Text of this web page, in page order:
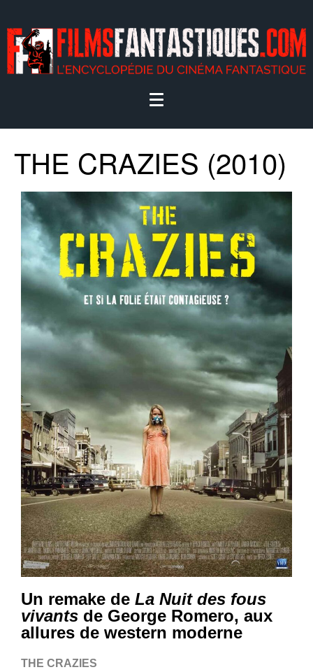
THE CRAZIES (2010)
Un remake de La Nuit des fous
vivants de George Romero, aux
allures de western moderne
THE CRAZIES